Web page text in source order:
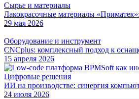
Сырье и материалы
Лакокрасочные материалы
29 мая 2026
Оборудование и инструмент
CNCplus: комплексный подход к
15 апреля 2026
Цифровые решения
ИИ на производстве: синергия
24 июля 2026